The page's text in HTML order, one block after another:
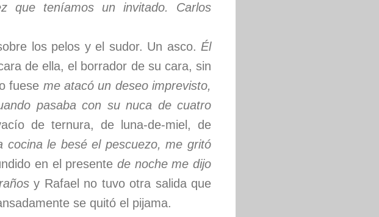
que teníamos un invitado. Carlos
los pelos y el sudor. Un asco. Él
de ella, el borrador de su cara, sin
fuese me atacó un deseo imprevisto,
pasaba con su nuca de cuatro
de ternura, de luna-de-miel, de
cocina le besé el pescuezo, me gritó
en el presente de noche me dijo
y Rafael no tuvo otra salida que
se quitó el pijama.